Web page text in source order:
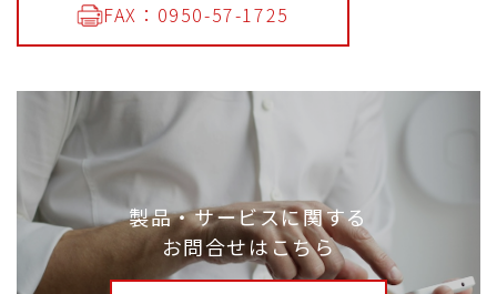
FAX：0950-57-1725
製品・サービスに関する
お問合せはこちら